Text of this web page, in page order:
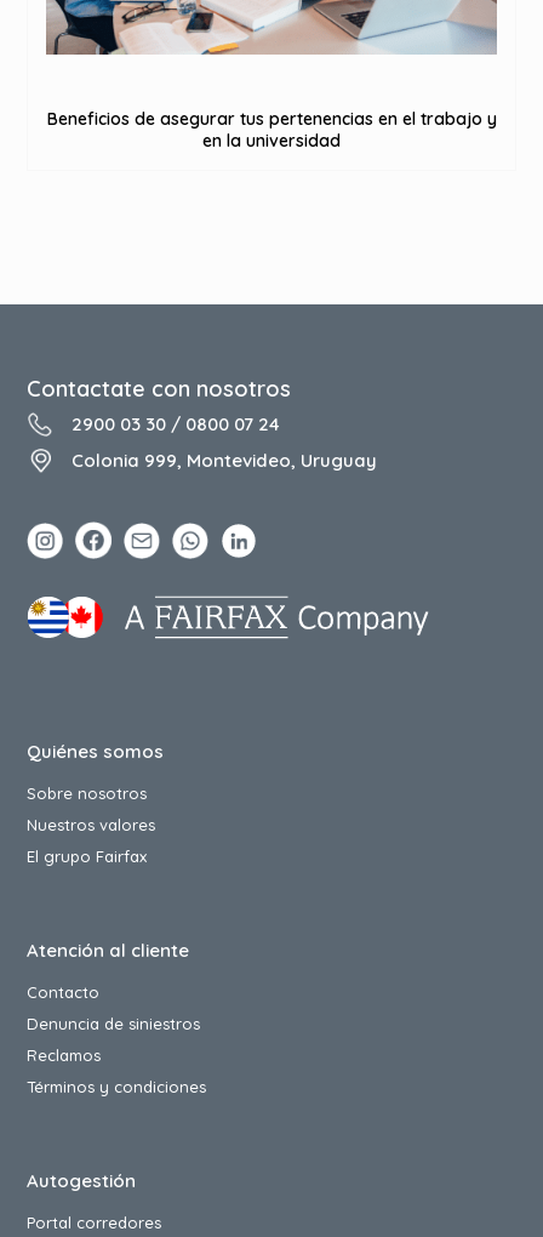
Beneficios de asegurar tus pertenencias en el trabajo y
en la universidad
Contactate con nosotros
2900 03 30 / 0800 07 24
Colonia 999, Montevideo, Uruguay
Quiénes somos
Sobre nosotros
Nuestros valores
El grupo Fairfax
Atención al cliente
Contacto
Denuncia de siniestros
Reclamos
Términos y condiciones
Autogestión
Portal corredores